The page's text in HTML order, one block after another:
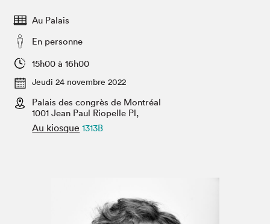
Espace exposant⋅e⋅s
Espace enseignant·e·s
Espace médias
SLM PRO
Salon dans la ville et en ligne
Projets partenaires
Au Palais
En personne
15h00 à 16h00
Jeudi 24 novembre 2022
Palais des congrès de Montréal
1001 Jean Paul Riopelle Pl,
Au kiosque 1313B